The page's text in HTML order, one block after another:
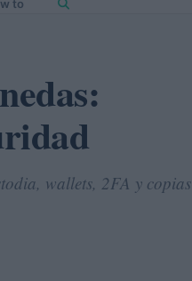
to
wallets, 2FA y copias